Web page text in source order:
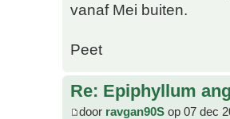
vanaf Mei buiten.
Peet
Re: Epiphyllum
door ravgan90S op 07 dec